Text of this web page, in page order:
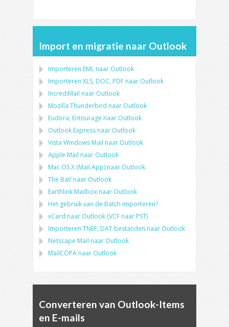
Import en migratie naar Outlook
Importeren EML naar Outlook
Importeren XLS, DOC, PDF naar Outlook
IncrediMail naar Outlook
Mozilla Thunderbird naar Outlook
Eudora, Entourage naar Outlook
Outlook Express naar Outlook
Vista Windows Mail naar Outlook
Apple Mail naar Outlook
Mac OS X (Mail.App) naar Outlook
The Bat! naar Outlook
Earthlink Mailbox naar Outlook
Het gebruik van de Batch importeren?
vCard naar Outlook (VCF naar PST)
Importeren TNEF, DAT bestanden naar Outlook
Netscape Mail naar Outlook
MailCOPA naar Outlook
Converteren van Outlook-Items
en E-mails